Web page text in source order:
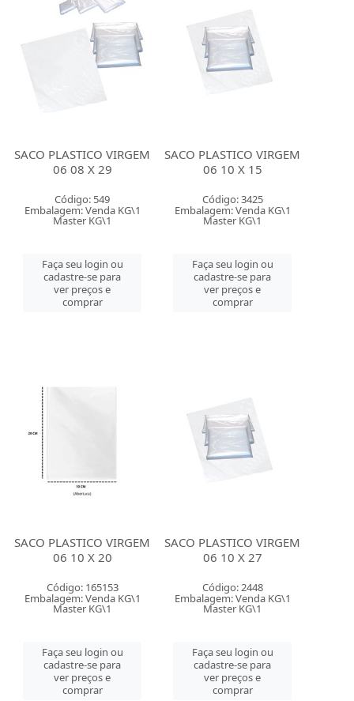
SACO PLASTICO VIRGEM
06 08 X 29
Código: 549
Embalagem: Venda KG\1
Master KG\1
Faça seu login ou
cadastre-se para
ver preços e
comprar
SACO PLASTICO VIRGEM
06 10 X 15
Código: 3425
Embalagem: Venda KG\1
Master KG\1
Faça seu login ou
cadastre-se para
ver preços e
comprar
SACO PLASTICO VIRGEM
06 10 X 20
Código: 165153
Embalagem: Venda KG\1
Master KG\1
Faça seu login ou
cadastre-se para
ver preços e
comprar
SACO PLASTICO VIRGEM
06 10 X 27
Código: 2448
Embalagem: Venda KG\1
Master KG\1
Faça seu login ou
cadastre-se para
ver preços e
comprar